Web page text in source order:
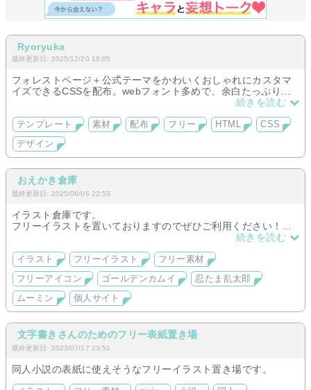
Ryoryuka
最終更新日: 2025/12/20 18:05
フォレストページ＋公式テーマをかわいくおしゃれにカスタマ
イズできるCSSを配布。webフォント多めで、余白たっぷりの
デザインに調整しました。共通HEADにコピペするだけの簡単
できます。
❶おすすめWebフォントセット12パターン
❷全画面背景画像を設定できるコピペCSS
❸おすすめ背景素材の紹介と個別カスタマイズCSSを10パター
ン
❹小説目次ページをおしゃれにデザインできるコピペCSS
❺メイン画像向けヘッダー素材配布。680 × 200 px。プロフサ
❻個人サイト全般向け記事、100質(50質)、𝕏(Twitter)テンプレ
も配布
続きを読む
テンプレート 素材 配布 フリー HTML
CSS
デザイン
おえかき倉庫
最終更新日: 2025/06/06 22:53
イラスト倉庫です。
フリーイラストを置いておりますのでぜひご利用ください！
基本はヘタゆるっとしたイラストを描いております。
【二次創作取り扱いイラスト】
・knkm→白、尾
・rkrn→きり、しん、竹、シゲ、土
・mmn→SKYコラボのム一〇ン
のみです。
※二次創作の小説は一切取り扱っておりません。
続きを読む
イラスト フリーイラスト
フリー素材
フリーアイコン
ゴールデンカムイ
忍たま乱太郎
ムーミン
個人サイト
文字書きさんのためのフリー表紙置き場
最終更新日: 2023/07/17 23:51
同人小説の表紙に使えそうなフリーイラスト置き場です。